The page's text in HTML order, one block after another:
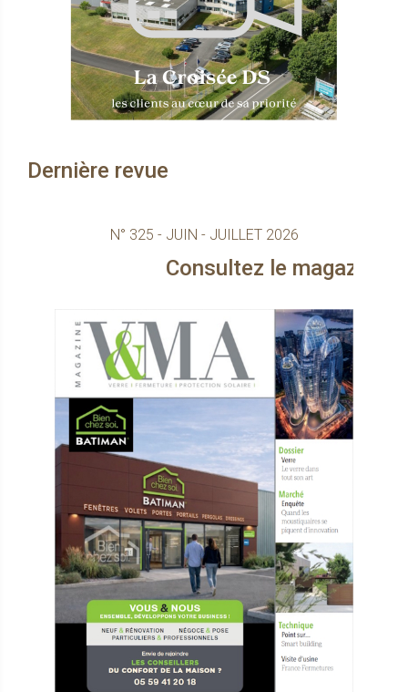
Dernière revue
N° 325 - JUIN - JUILLET 2026
Consultez le magazine